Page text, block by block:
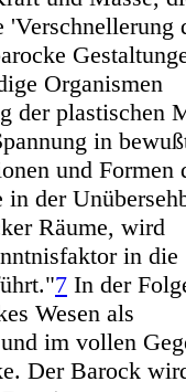
'Verschnellerung
Organismen
der plastischen
in
und Formen
der
Räume, wird
in die
7 In der
Wesen als
im vollen
Der Barock